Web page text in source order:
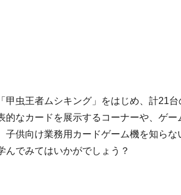
甲虫王者ムシキング」をはじめ、計21
的なカードを展示するコーナーや、ゲ
子供向け業務用カードゲーム機を知ら
んでみてはいかがでしょう？